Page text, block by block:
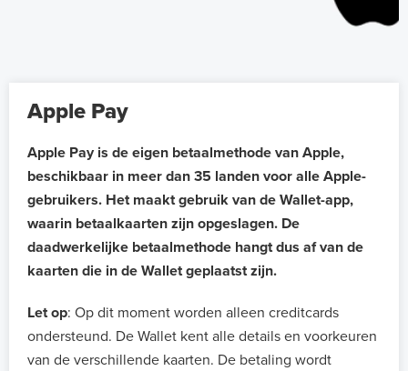
Apple Pay
Apple Pay is de eigen betaalmethode van Apple,
beschikbaar in meer dan 35 landen voor alle Apple-
gebruikers. Het maakt gebruik van de Wallet-app,
waarin betaalkaarten zijn opgeslagen. De
daadwerkelijke betaalmethode hangt dus af van de
kaarten die in de Wallet geplaatst zijn.
Let op: Op dit moment worden alleen creditcards
ondersteund. De Wallet kent alle details en voorkeuren
van de verschillende kaarten. De betaling wordt